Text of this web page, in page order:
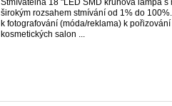
Stmívatelná 18 "LED SMD kruhová lampa
širokým rozsahem stmívání od 1% do
k fotografování (móda/reklama) k
kosmetických salon ...